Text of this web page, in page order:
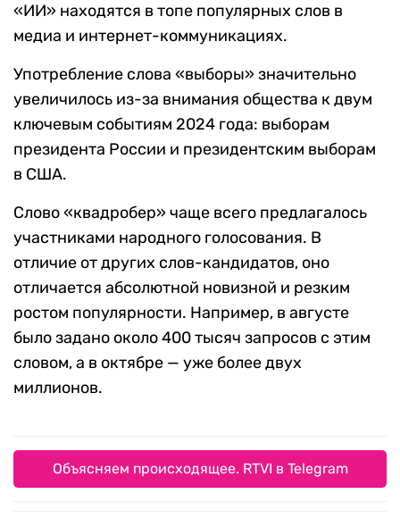
«ИИ» находятся в топе популярных слов в
медиа и интернет-коммуникациях.
Употребление слова «выборы» значительно
увеличилось из-за внимания общества к двум
ключевым событиям 2024 года: выборам
президента России и президентским выборам
в США.
Слово «квадробер» чаще всего предлагалось
участниками народного голосования. В
отличие от других слов-кандидатов, оно
отличается абсолютной новизной и резким
ростом популярности. Например, в августе
было задано около 400 тысяч запросов с этим
словом, а в октябре — уже более двух
миллионов.
Объясняем происходящее. RTVI в Telegram